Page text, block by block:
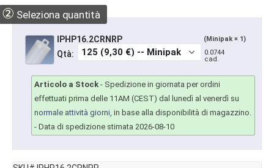
② Seleziona quantità
IPHP16.2CRNRP (Minipak × 1)
Qtà:
0.0744
cad.
Articolo a Stock - Spedizione in giornata per ordini
effettuati prima delle 11AM (CEST) dal lunedì al venerdì su
normale attività giorni, in base alla disponibilità di magazzino.
- Data di spedizione stimata 2026-08-10